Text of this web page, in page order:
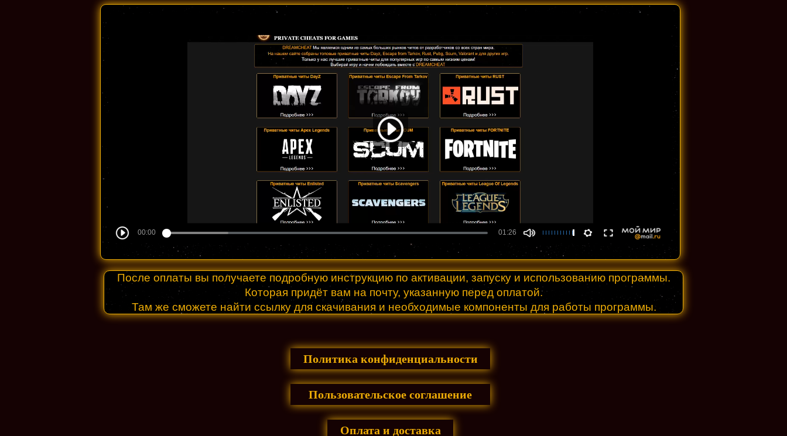
После оплаты вы получаете подробную инструкцию по активации, запуску и использованию программы.
Которая придёт вам на почту, указанную перед оплатой.
Там же сможете найти ссылку для скачивания и необходимые компоненты для работы программы.
Политика конфиденциальности
Пользовательское соглашение
Оплата и доставка